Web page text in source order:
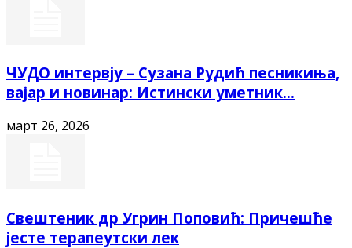
ЧУДО интервју – Сузана Рудић песникиња,
вајар и новинар: Истински уметник...
март 26, 2026
Свештеник др Угрин Поповић: Причешће
јесте терапеутски лек